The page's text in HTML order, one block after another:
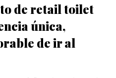
de retail toilet
única,
de ir al